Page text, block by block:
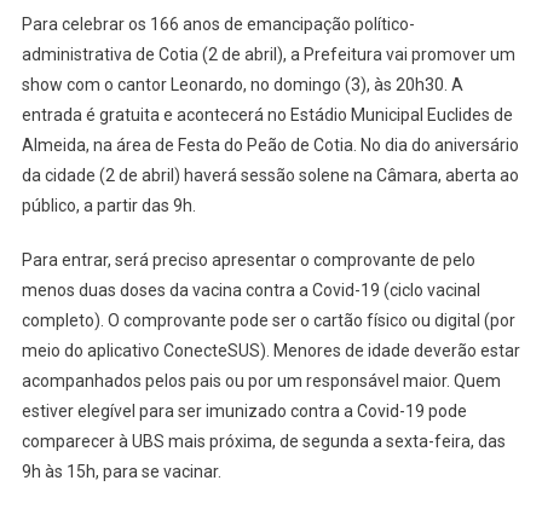
Fará
Show
No
Aniversário
De
Para celebrar os 166 anos de emancipação político-
administrativa de Cotia (2 de abril), a Prefeitura vai promover um
show com o cantor Leonardo, no domingo (3), às 20h30. A
entrada é gratuita e acontecerá no Estádio Municipal Euclides de
Almeida, na área de Festa do Peão de Cotia. No dia do aniversário
da cidade (2 de abril) haverá sessão solene na Câmara, aberta ao
público, a partir das 9h.
Para entrar, será preciso apresentar o comprovante de pelo
menos duas doses da vacina contra a Covid-19 (ciclo vacinal
completo). O comprovante pode ser o cartão físico ou digital (por
meio do aplicativo ConecteSUS). Menores de idade deverão estar
acompanhados pelos pais ou por um responsável maior. Quem
estiver elegível para ser imunizado contra a Covid-19 pode
comparecer à UBS mais próxima, de segunda a sexta-feira, das
9h às 15h, para se vacinar.